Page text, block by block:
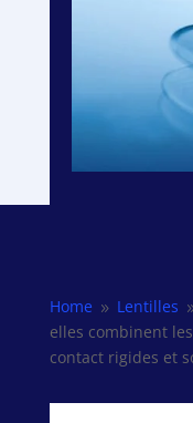
Home 9 Lentilles
elles combinent
contact rigides et